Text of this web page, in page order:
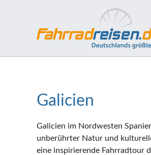
Galicien
Galicien im Nordwesten
unberührter Natur und
eine inspirierende Fahrradtour